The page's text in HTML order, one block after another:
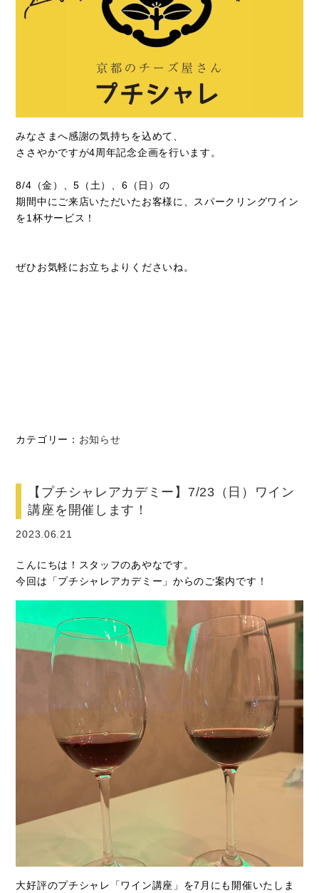
みなさまへ感謝の気持ちを込めて、
ささやかですが4周年記念企画を行います。
8/4（金）、5（土）、6（日）の
期間中にご来店いただいたお客様に、スパークリングワイン
を1杯サービス！
ぜひお気軽にお立ちよりくださいね。
カテゴリー： お知らせ
【プチシャレアカデミー】7/23（日）ワイン
講座を開催します！
2023.06.21
こんにちは！スタッフのあやなです。
今回は「プチシャレアカデミー」からのご案内です！
大好評のプチシャレ「ワイン講座」を7月にも開催いたしま